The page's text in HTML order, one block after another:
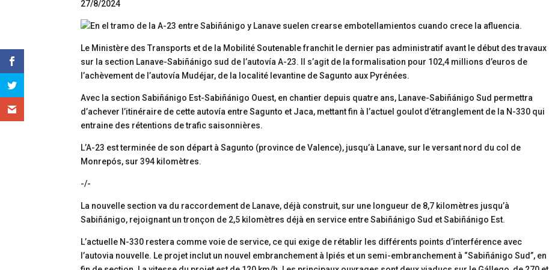
27/8/2024
Le Ministère des Transports et de la Mobilité Soutenable franchit le dernier pas administratif avant le début des travaux
sur la section Lanave-Sabiñánigo sud de l’autovía A-23. Il s’agit de la formalisation pour 102,4 millions d’euros de
l’achèvement de l’autovía Mudéjar, de la localité levantine de Sagunto aux Pyrénées.
Avec la section Sabiñánigo Est-Sabiñánigo Ouest, en chantier depuis quatre ans, Lanave-Sabiñánigo Sud permettra
d’achever l’itinéraire de cette autovía entre Sagunto et Jaca, mettant fin à l’actuel goulot d’étranglement de la N-330 qui
entraine des rétentions de trafic saisonnières.
L’A-23 est terminée de son départ à Sagunto (province de Valence), jusqu’à Lanave, sur le versant nord du col de
Monrepós, sur 394 kilomètres.
-/-
La nouvelle section va du raccordement de Lanave, déjà construit, sur une longueur de 8,7 kilomètres jusqu’à
Sabiñánigo, rejoignant un tronçon de 2,5 kilomètres déjà en service entre Sabiñánigo Sud et Sabiñánigo Est.
L’actuelle N-330 restera comme voie de service, ce qui exige de rétablir les différents points d’interférence avec
l’autovia nouvelle. Le projet inclut un nouvel embranchement à Ipiés et un semi-embranchement à “Sabiñánigo Sud”, en